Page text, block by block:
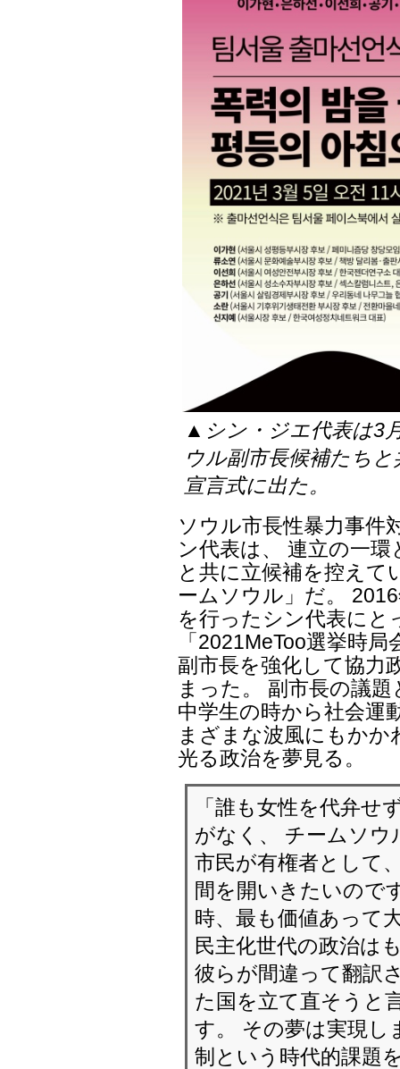
▲シン・ジエ代表は3
ウル副市長候補たち
宣言式に出た。
ソウル市長性暴力事件
ン代表は、 連立の一
と共に立候補を控えて
ームソウル」だ。
を行ったシン代表にと
「2021MeToo選挙時
副市長を強化して協力
まった。 副市長の議
中学生の時から社会運
まざまな波風にもか
光る政治を夢見る。
「誰も女性を代弁せ
がなく、 チームソ
市民が有権者として
間を開いきたいので
時、最も価値あって
民主化世代の政治は
彼らが間違って翻訳
た国を立て直そうと
す。 その夢は実現し
制という時代的課題